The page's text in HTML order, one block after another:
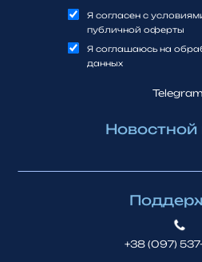
Я согласен с
публичной оферты
Я соглашаюсь на
данных
Telegram
Новостной
+38 (097)